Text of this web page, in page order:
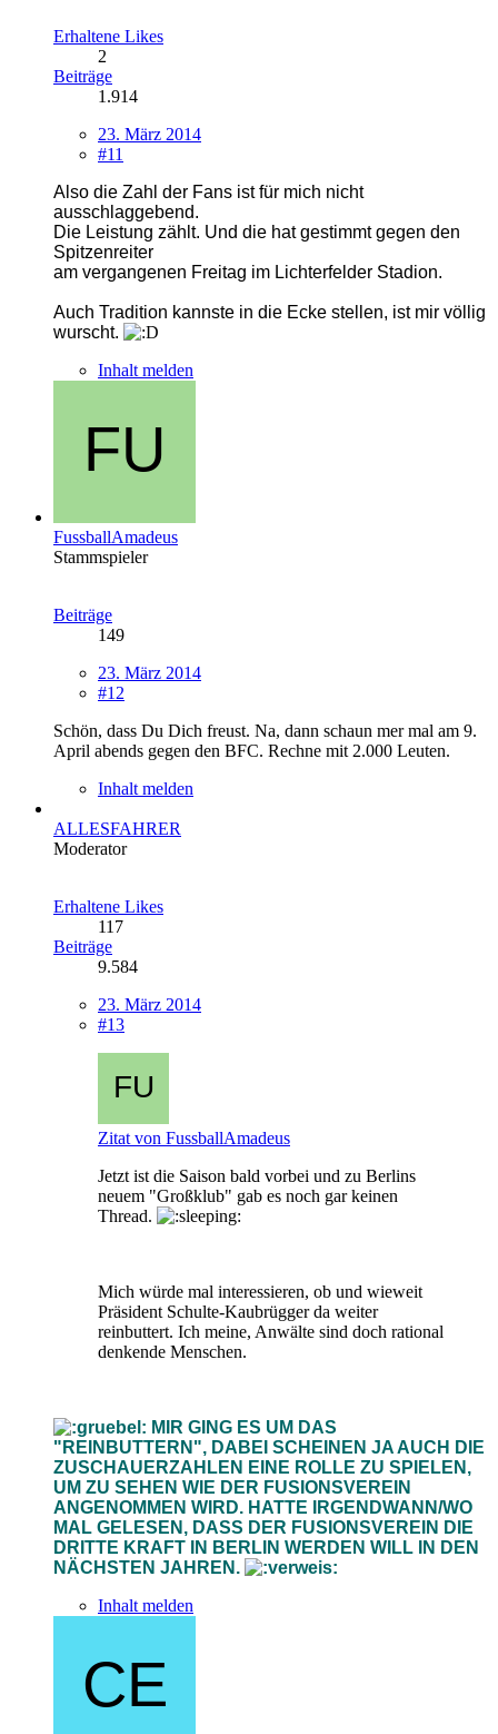
Erhaltene Likes
2
Beiträge
1.914
23. März 2014
#11
Also die Zahl der Fans ist für mich nicht
ausschlaggebend.
Die Leistung zählt. Und die hat gestimmt gegen den
Spitzenreiter
am vergangenen Freitag im Lichterfelder Stadion.
Auch Tradition kannste in die Ecke stellen, ist mir völlig
wurscht.
Inhalt melden
FussballAmadeus
Stammspieler
Beiträge
149
23. März 2014
#12
Schön, dass Du Dich freust. Na, dann schaun mer mal am 9.
April abends gegen den BFC. Rechne mit 2.000 Leuten.
Inhalt melden
ALLESFAHRER
Moderator
Erhaltene Likes
117
Beiträge
9.584
23. März 2014
#13
Zitat von FussballAmadeus
Jetzt ist die Saison bald vorbei und zu Berlins
neuem "Großklub" gab es noch gar keinen
Thread.
Mich würde mal interessieren, ob und wieweit
Präsident Schulte-Kaubrügger da weiter
reinbuttert. Ich meine, Anwälte sind doch rational
denkende Menschen.
MIR GING ES UM DAS
"REINBUTTERN", DABEI SCHEINEN JA AUCH DIE
ZUSCHAUERZAHLEN EINE ROLLE ZU SPIELEN,
UM ZU SEHEN WIE DER FUSIONSVEREIN
ANGENOMMEN WIRD. HATTE IRGENDWANN/WO
MAL GELESEN, DASS DER FUSIONSVEREIN DIE
DRITTE KRAFT IN BERLIN WERDEN WILL IN DEN
NÄCHSTEN JAHREN.
Inhalt melden